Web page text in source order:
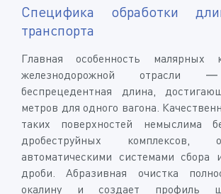
Специфика обработки
транспорта
Главная особенность малярных
железнодорожной
беспрецедентная длина,
метров для одного вагона.
таких поверхностей немыслима
дробеструйных комплексов,
автоматическими системами сбора
дроби. Абразивная очистка
окалину и создает профиль